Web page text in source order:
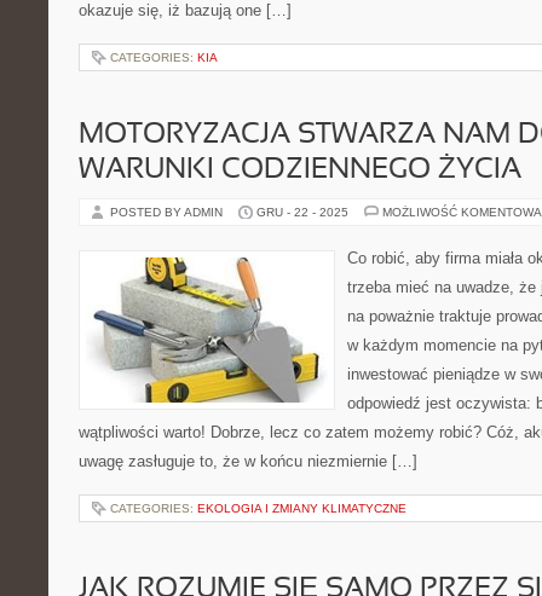
okazuje się, iż bazują one […]
CATEGORIES: KIA
MOTORYZACJA STWARZA NAM
WARUNKI CODZIENNEGO ŻYCIA
POSTED BY ADMIN GRU - 22 - 2025 MOŻLIWOŚĆ
Co robić, aby firma miała
trzeba mieć na uwadze,
na poważnie traktuje
w każdym momencie na
inwestować pieniądze w
odpowiedź jest oczywista:
wątpliwości warto! Dobrze, lecz co zatem możemy robić? Cóż,
uwagę zasługuje to, że w końcu niezmiernie […]
CATEGORIES: EKOLOGIA I ZMIANY KLIMATYCZNE
JAK ROZUMIE SIĘ SAMO PRZEZ